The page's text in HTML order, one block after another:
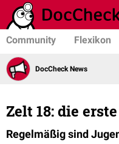
Community Flexikon
DocCheck News
Zelt 18: die
Regelmäßig sind